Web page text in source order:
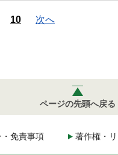
10 次へ
ページの先頭へ戻る
免責事項 著作権・